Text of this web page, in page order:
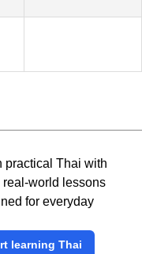
practical Thai with
real-world lessons
for everyday
learning Thai